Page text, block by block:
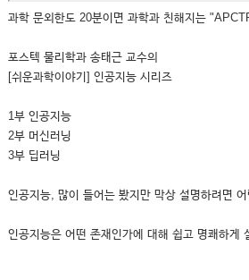
과학 문외한도 20분이면 과학과 친해지는
포스텍 물리학과 송태근 교수의
[쉬운과학이야기] 인공지능 시리즈
1부 인공지능
2부 머신러닝
3부 딥러닝
인공지능, 많이 들어는 봤지만 막상 설명하려면
인공지능은 어떤 존재인가에 대해 쉽고 명쾌하게